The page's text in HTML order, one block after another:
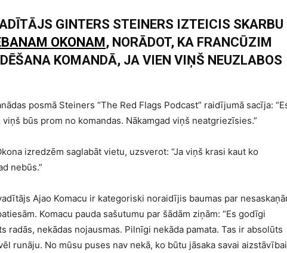
GINTERS STEINERS IZTEICIS SKARBU
OKONAM, NORĀDOT, KA FRANCŪZIM
KOMANDĀ, JA VIEN VIŅŠ NEUZLABOS
posmā Steiners “The Red Flags Podcast” raidījumā sacīja:
būs prom no komandas. Nākamgad viņš neatgriezīsies.”
izredzēm saglabāt vietu, uzsverot: “Ja viņš krasi kaut ko
nebūs.”
Ajao Komacu ir kategoriski noraidījis baumas par
Komacu pauda sašutumu par šādām ziņām: “Es godīgi
radās, nekādas nojausmas. Pilnīgi nekāda pamata. Tas ir absolūts
runāju. No mūsu puses nav nekā, ko būtu jāsaka savai